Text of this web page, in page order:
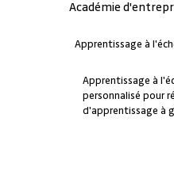
Académie
Apprentissage à
Apprentissage à
personnalisé pour
d'apprentissage à